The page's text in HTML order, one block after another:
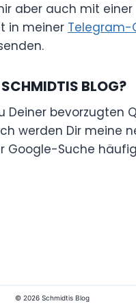
aber auch mit einer
in meiner Telegram-
BLOG?
Deiner bevorzugten
werden Dir meine
Google-Suche
© 2026 Schmidtis Blog